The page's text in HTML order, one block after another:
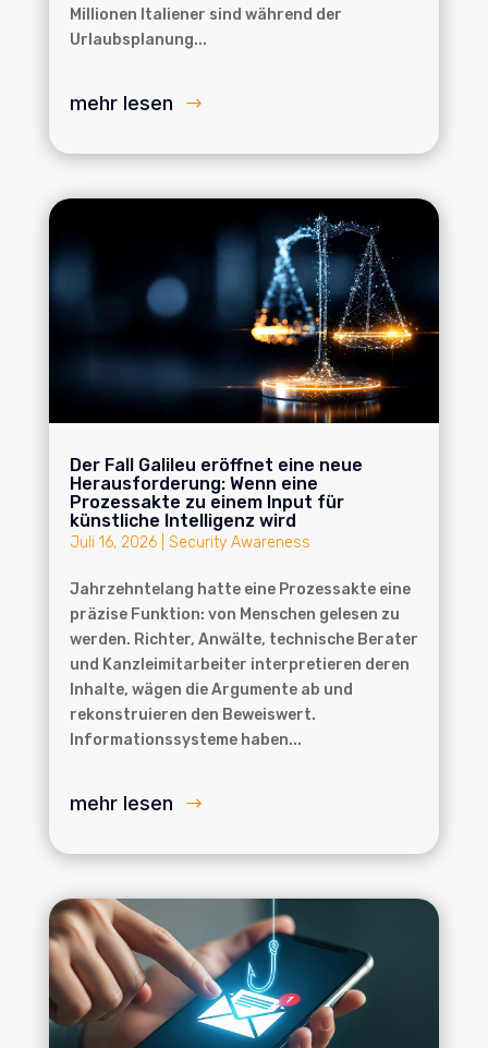
Millionen Italiener sind während der
Urlaubsplanung...
mehr lesen
Der Fall Galileu eröffnet eine neue
Herausforderung: Wenn eine
Prozessakte zu einem Input für
künstliche Intelligenz wird
Juli 16, 2026| Security Awareness
Jahrzehntelang hatte eine Prozessakte eine
präzise Funktion: von Menschen gelesen zu
werden. Richter, Anwälte, technische Berater
und Kanzleimitarbeiter interpretieren deren
Inhalte, wägen die Argumente ab und
rekonstruieren den Beweiswert.
Informationssysteme haben...
mehr lesen